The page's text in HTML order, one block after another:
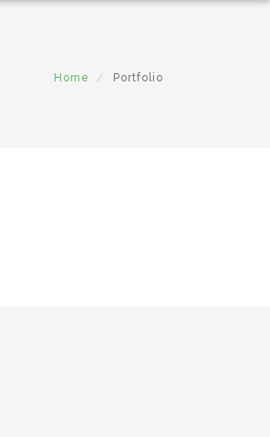
Home Portfolio